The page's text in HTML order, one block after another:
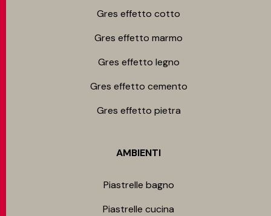
Gres effetto cotto
Gres effetto marmo
Gres effetto legno
Gres effetto cemento
Gres effetto pietra
AMBIENTI
Piastrelle bagno
Piastrelle cucina